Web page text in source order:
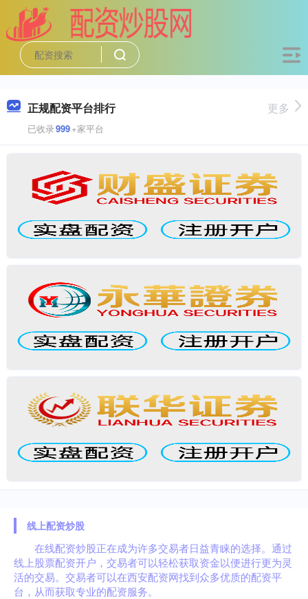
正规配资平台排行
已收录999+家平台
更多
线上配资炒股
在线配资炒股正在成为许多交易者日益青睐的选择。通过
线上股票配资开户，交易者可以轻松获取资金以便进行更为灵
活的交易。交易者可以在西安配资网找到众多优质的配资平
台，从而获取专业的配资服务。